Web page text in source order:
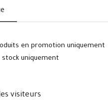
en promotion uniquement
stock uniquement
visiteurs